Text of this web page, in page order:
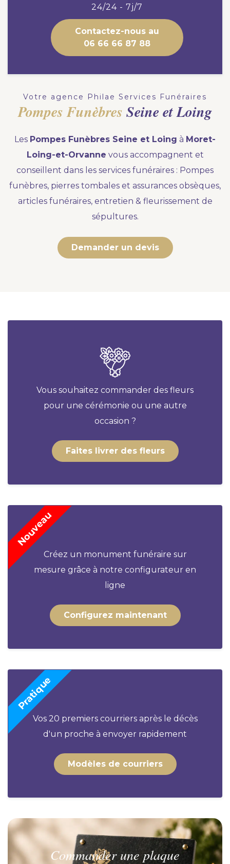
Nous vous accompagnons.
Demander un devis prévoyance
Nos produits en marbrerie
Besoin d'un monument ou d'un article en
défunt. Découvrez nos gammes spécialisées.
24/24 - 7j/7
Contactez-nous au
06 66 66 87 88
Votre agence Philae Services Funéraires
Pompes Funèbres Seine et Loing
Les Pompes Funèbres Seine et Loing à Moret-
Loing-et-Orvanne vous accompagnent et
conseillent dans les services funéraires : Pompes
funèbres, pierres tombales et assurances obsèques,
articles funéraires, entretien & fleurissement de
sépultures.
Demander un devis
Vous souhaitez commander des fleurs
pour une cérémonie ou une autre
occasion ?
Faites livrer des fleurs
Créez un monument funéraire sur
mesure grâce à notre configurateur en
ligne
Configurez maintenant
Vos 20 premiers courriers après le décès
d'un proche à envoyer rapidement
Modèles de courriers
Commander une plaque